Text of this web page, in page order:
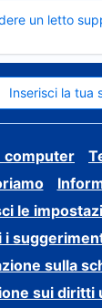
un letto
Inserisci la tua
computer
le
i
sulla
sui diritti